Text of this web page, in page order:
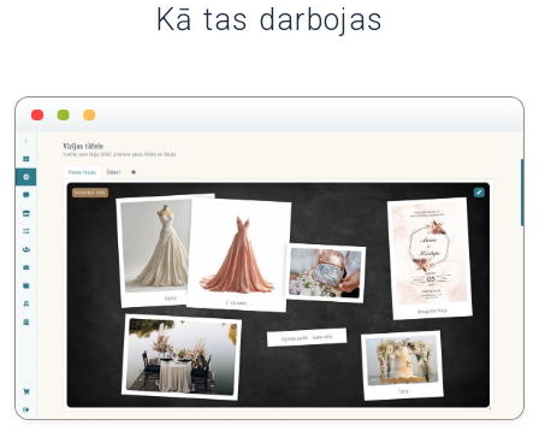
Kā tas darbojas